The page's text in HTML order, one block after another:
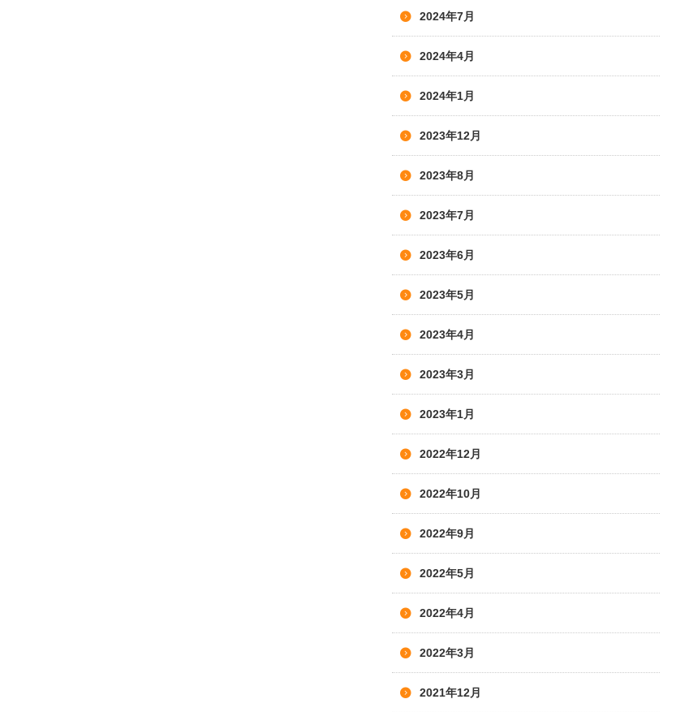
2024年7月
2024年4月
2024年1月
2023年12月
2023年8月
2023年7月
2023年6月
2023年5月
2023年4月
2023年3月
2023年1月
2022年12月
2022年10月
2022年9月
2022年5月
2022年4月
2022年3月
2021年12月